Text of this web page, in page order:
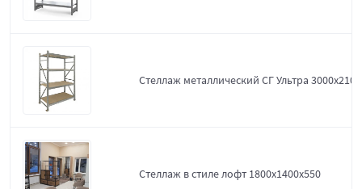
Стеллаж металлический СГ Ультра
Стеллаж в стиле лофт 1800х1400х550